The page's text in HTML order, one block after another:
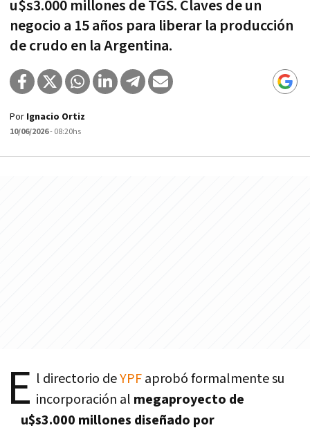
u$s3.000 millones de TGS. Claves de un
negocio a 15 años para liberar la producción
de crudo en la Argentina.
Por Ignacio Ortiz
10/06/2026- 08:20hs
E l directorio deYPFaprobó formalmente su
incorporación al megaproyecto de
u$s3.000 millones diseñado por